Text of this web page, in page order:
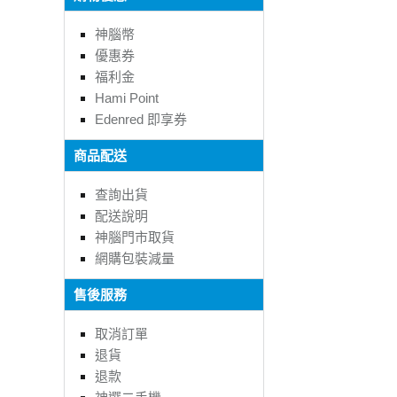
神腦幣
優惠券
福利金
Hami Point
Edenred 即享券
商品配送
查詢出貨
配送說明
神腦門市取貨
網購包裝減量
售後服務
取消訂單
退貨
退款